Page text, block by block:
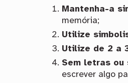
Mantenha-a
memória;
Utilize
Utilize de 2 a
Sem letras ou
escrever algo